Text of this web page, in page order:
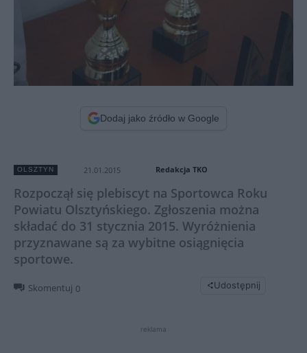
Dodaj jako źródło w Google
OLSZTYN 21.01.2015 Redakcja TKO
Rozpoczął się plebiscyt na Sportowca Roku
Powiatu Olsztyńskiego. Zgłoszenia można
składać do 31 stycznia 2015. Wyróżnienia
przyznawane są za wybitne osiągnięcia
sportowe.
Skomentuj 0 Udostępnij
reklama